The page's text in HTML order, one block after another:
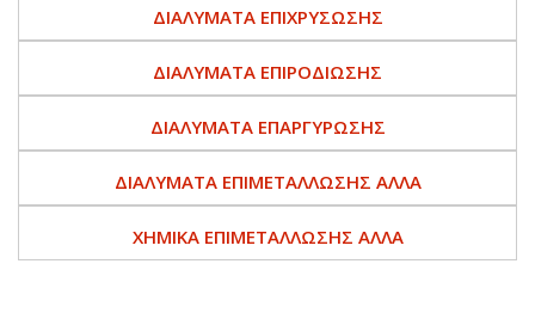
ΔΙΆΛΥΜΑΤΑ ΕΠΙΧΡΎΣΩΣΗΣ
ΔΙΑΛΎΜΑΤΑ ΕΠΙΡΟΔΊΩΣΗΣ
ΔΙΑΛΎΜΑΤΑ ΕΠΑΡΓΎΡΩΣΗΣ
ΔΙΑΛΎΜΑΤΑ ΕΠΙΜΕΤΆΛΛΩΣΗΣ ΆΛΛΑ
ΧΗΜΙΚΆ ΕΠΙΜΕΤΆΛΛΩΣΗΣ ΆΛΛΑ